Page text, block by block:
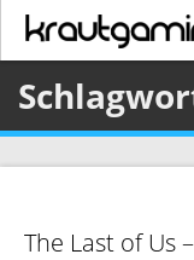
The Last of Us